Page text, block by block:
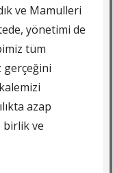
ve Mamulleri
yönetimi de
tüm
gerçeğini
azap
ve